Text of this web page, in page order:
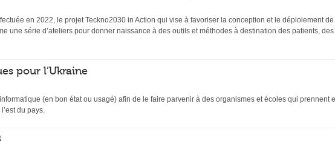
en 2022, le projet Teckno2030 in Action qui vise à favoriser la conception et le déploiement de
une série d’ateliers pour donner naissance à des outils et méthodes à destination des patients,
pour l’Ukraine
(en bon état ou usagé) afin de le faire parvenir à des organismes et écoles qui prennent
du pays.